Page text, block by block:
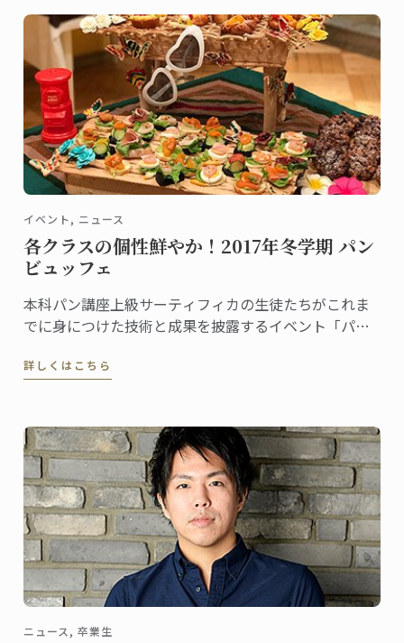
イベント, ニュース
各クラスの個性鮮やか！2017年冬学期 パン
ビュッフェ
本科パン講座上級サーティフィカの生徒たちがこれま
でに身につけた技術と成果を披露するイベント「パン
スや一口サイズのパンをプレゼンテーション。ご来場
をレポートします。
詳しくはこちら
ニュース, 卒業生